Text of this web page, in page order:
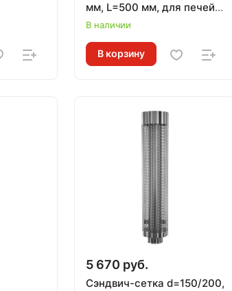
мм, L=500 мм, для печей
ЛИТКОМ
В наличии
В корзину
5 670 руб.
Сэндвич-сетка d=150/200,